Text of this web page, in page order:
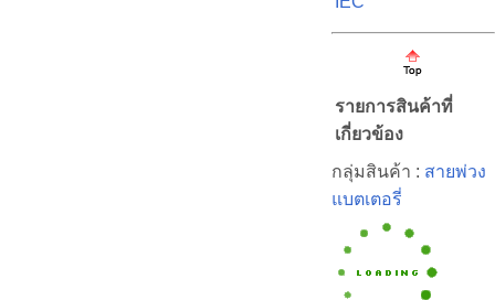
รายการสินค้าที่
เกี่ยวข้อง
กลุ่มสินค้า : สายพ่วง
แบตเตอรี่